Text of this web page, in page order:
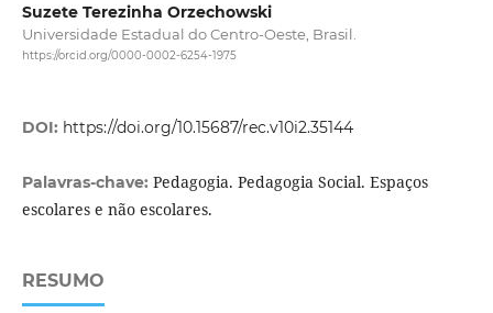
Suzete Terezinha Orzechowski
Universidade Estadual do Centro-Oeste, Brasil.
https://orcid.org/0000-0002-6254-1975
DOI: https://doi.org/10.15687/rec.v10i2.35144
Palavras-chave: Pedagogia. Pedagogia Social. Espaços
escolares e não escolares.
RESUMO